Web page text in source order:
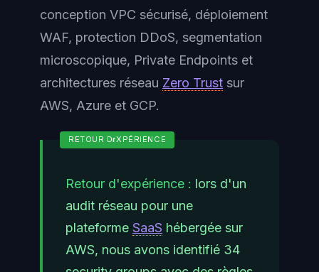
conception VPC sécurisé, déploiement
WAF, protection DDoS, segmentation
microscopique, Private Endpoints et
architectures réseau Zero Trust sur
AWS, Azure et GCP.
Retour d'expérience : lors d'un
audit réseau pour une
plateforme SaaS hébergée sur
AWS, nous avons identifié 34